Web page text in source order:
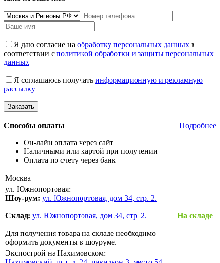
Я даю согласие на обработку персональных данных в
соответствии с политикой обработки и защиты персональных
данных
Я соглашаюсь получать информационную и рекламную
рассылку
Способы оплаты
Подробнее
Он-лайн оплата через сайт
Наличными или картой при получении
Оплата по счету через банк
Москва
ул. Южнопортовая:
Шоу-рум: ул. Южнопортовая, дом 34, стр. 2.
Склад: ул. Южнопортовая, дом 34, стр. 2.
Для получения товара на складе необходимо
оформить документы в шоуруме.
На складе
Экспострой на Нахимовском: